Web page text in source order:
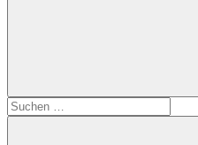
Suchen
nach: